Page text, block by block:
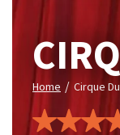
Home / Cirque